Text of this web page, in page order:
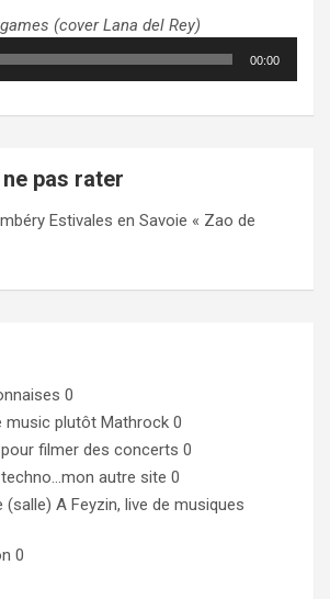
(cover Lana del Rey)
00:00
pas rater
Estivales en Savoie « Zao de
0
music plutôt Mathrock 0
filmer des concerts 0
autre site 0
(salle) A Feyzin, live de musiques
0